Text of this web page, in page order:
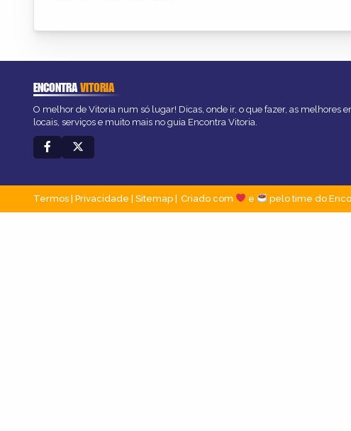
ENCONTRAVITORIA
O melhor de Vitoria num só lugar! Dicas, onde ir, o que fazer, as melhores
locais, serviços e muito mais no guia Encontra Vitoria.
Termos Privacidade Sitemap Criado com e pelo time do